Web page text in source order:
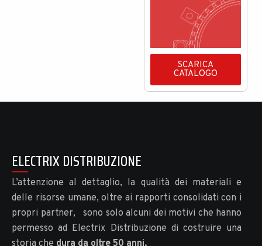
SCARICA
CATALOGO
ELECTRIX DISTRIBUZIONE
L’attenzione al dettaglio, la qualità dei materiali e
delle risorse umane, oltre ai rapporti consolidati con i
propri partner, sono solo alcuni dei motivi che hanno
permesso ad Electrix Distribuzione di costruire una
storia che dura da oltre 50 anni.